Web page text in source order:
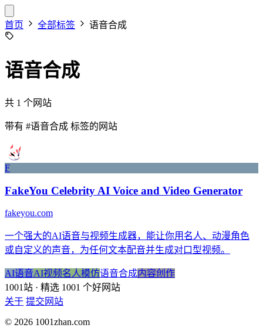
首页 全部标签 语音合成
语音合成
共 1 个网站
带有 #语音合成 标签的网站
F
FakeYou Celebrity AI Voice and Video Generator
fakeyou.com
一个强大的AI语音与视频生成器，能让你用名人、动漫角色
或自定义的声音，为任何文本配音并生成对口型视频。
AI语音AI视频名人模仿语音合成内容创作
1001站 · 精选 1001 个好网站
关于 提交网站
© 2026 1001zhan.com